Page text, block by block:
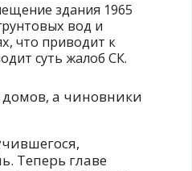
здания 1965
вод и
что приводит к
суть жалоб СК.
домов, а чиновники
Теперь главе